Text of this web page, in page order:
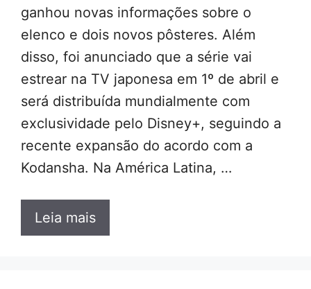
ganhou novas informações sobre o
elenco e dois novos pôsteres. Além
disso, foi anunciado que a série vai
estrear na TV japonesa em 1º de abril e
será distribuída mundialmente com
exclusividade pelo Disney+, seguindo a
recente expansão do acordo com a
Kodansha. Na América Latina, …
Leia mais